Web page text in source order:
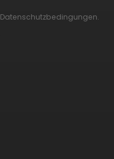
Datenschutzbedingungen.